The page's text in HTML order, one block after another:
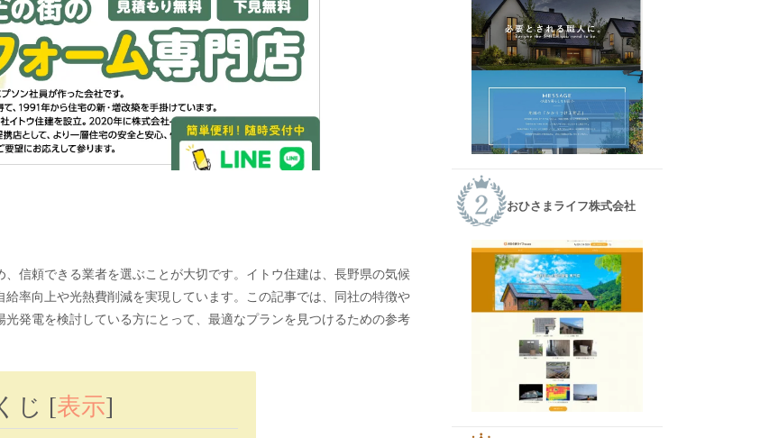
信頼できる業者を選ぶことが大切です。イトウ住建は、長野県の気候
率向上や光熱費削減を実現しています。この記事では、同社の特徴や
発電を検討している方にとって、最適なプランを見つけるための参考
じ [表示]
おひさまライフ株式会社